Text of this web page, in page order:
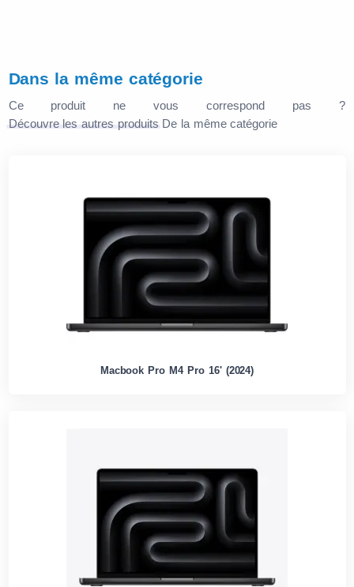
Dans la même catégorie
Ce produit ne vous correspond pas ?
Découvre les autres produits De la même catégorie
Macbook Pro M4 Pro 16' (2024)